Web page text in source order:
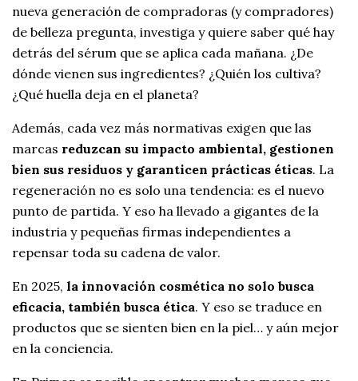
nueva generación de compradoras (y compradores)
de belleza pregunta, investiga y quiere saber qué hay
detrás del sérum que se aplica cada mañana. ¿De
dónde vienen sus ingredientes? ¿Quién los cultiva?
¿Qué huella deja en el planeta?
Además, cada vez más normativas exigen que las
marcas reduzcan su impacto ambiental, gestionen
bien sus residuos y garanticen prácticas éticas. La
regeneración no es solo una tendencia: es el nuevo
punto de partida. Y eso ha llevado a gigantes de la
industria y pequeñas firmas independientes a
repensar toda su cadena de valor.
En 2025, la innovación cosmética no solo busca
eficacia, también busca ética. Y eso se traduce en
productos que se sienten bien en la piel… y aún mejor
en la conciencia.